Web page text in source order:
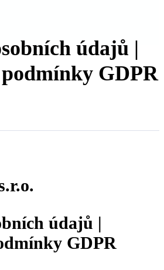
údajů |
GDPR
údajů |
GDPR